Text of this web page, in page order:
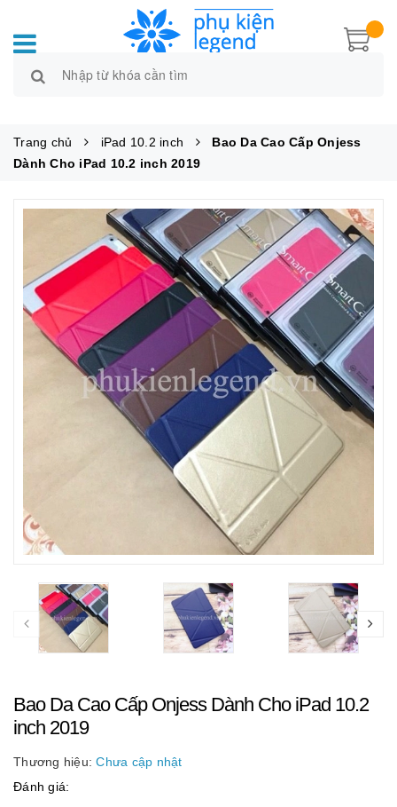
Trang chủ iPad 10.2 inch
Bao Da Cao Cấp Onjess
Dành Cho iPad 10.2 inch 2019
Bao Da Cao Cấp Onjess Dành Cho iPad 10.2
inch 2019
Thương hiệu: Chưa cập nhật
Đánh giá: